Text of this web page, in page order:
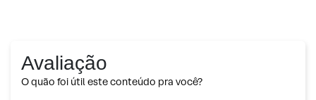
Avaliação
O quão foi útil este conteúdo pra você?